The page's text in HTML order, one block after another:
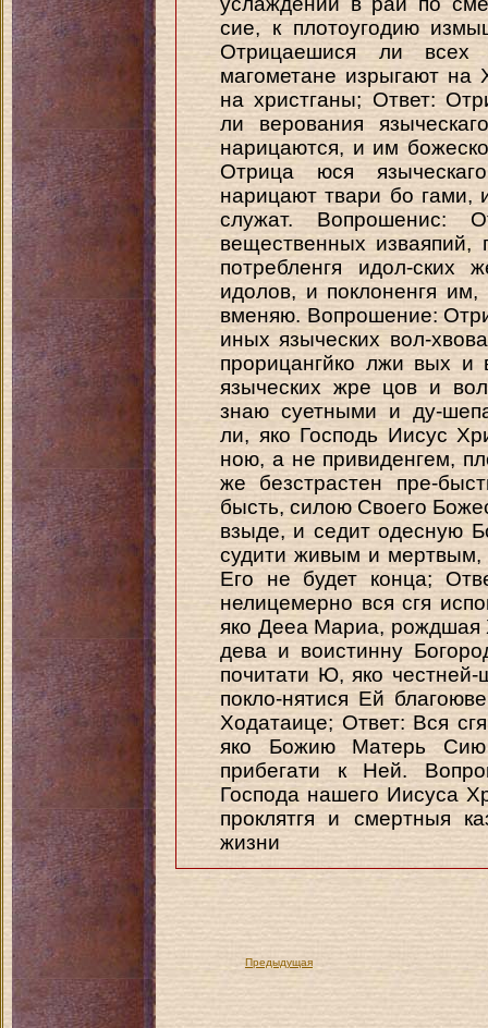
сие, к плотоугодию
Отрицаешися ли всех
магометане изрыгают на
на христганы; Ответ:
ли верования
нарицаются, и им
Отрица юся
нарицают твари бо гами,
служат. Вопрошенис:
вещественных изваяпий,
потребленгя идол-ских
идолов, и поклоненгя
вменяю. Вопрошение:
иных языческих вол-
прорицангйко лжи вых и
языческих жре цов и
знаю суетными и ду-
ли, яко Господь Иисус
ною, а не привиденгем,
же безстрастен пре-
бысть, силою Своего
взыде, и седит одесную
судити живым и мертвым,
Его не будет конца;
нелицемерно вся сгя
яко Дееа Мариа, рождшая
дева и воистинну
почитати Ю, яко
покло-нятися Ей
Ходатаице; Ответ: Вся
яко Божию Матерь
прибегати к Ней.
Господа нашего Иисуса
проклятгя и смертныя
жизни
Предыдущая